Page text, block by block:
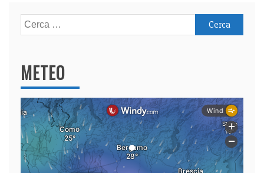
Ricerca
per:
METEO